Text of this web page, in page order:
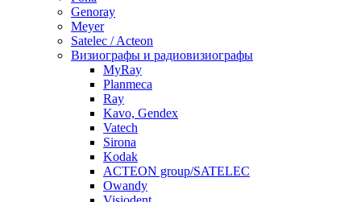
Genoray
Meyer
Satelec / Acteon
Визиографы и радиовизиографы
MyRay
Planmeca
Ray
Kavo, Gendex
Vatech
Sirona
Kodak
ACTEON group/SATELEC
Owandy